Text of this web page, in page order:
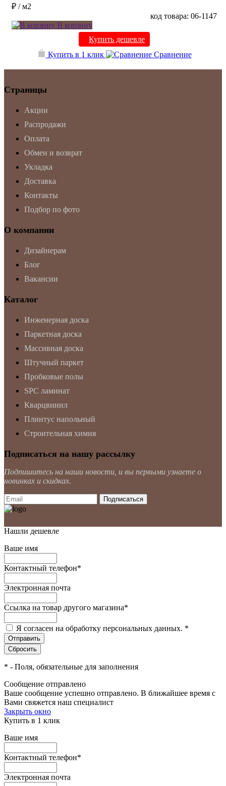
₽ / м2
код товара: 06-1147
В корзину
Купить дешевле
Купить в 1 клик
Сравнение
Страницы
Акции
Распродажи
Оплата
Обмен и возврат
Укладка
Доставка
Контакты
Подбор по фото
О компании
Дизайнерам
Блог
Вакансии
Каталог
Инженерная доска
Паркетная доска
Массивная доска
Штучный паркет
Пробковые полы
SPC ламинат
Кварцвинил
Плинтус напольный
Строительная химия
Подписаться на нашу рассылку
Подпишитесь на наши новости, и вы первыми узнаете о
новинках и скидках.
Нашли дешевле
Ваше имя
Контактный телефон*
Электронная почта
Ссылка на товар другого магазина*
Я согласен на обработку персональных данных. *
* - Поля, обязательные для заполнения
Сообщение отправлено
Ваше сообщение успешно отправлено. В ближайшее время с
Вами свяжется наш специалист
Закрыть окно
Купить в 1 клик
Ваше имя
Контактный телефон*
Электронная почта